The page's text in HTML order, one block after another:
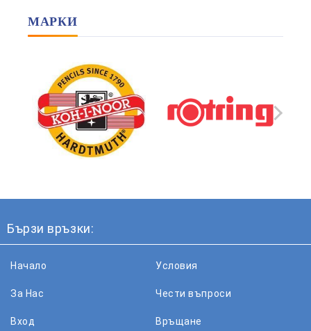
МАРКИ
Бързи връзки:
Начало
За Нас
Вход
Условия
Чести въпроси
Връщане